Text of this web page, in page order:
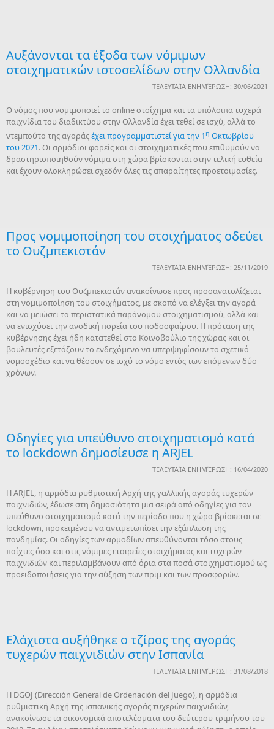
Αυξάνονται τα έξοδα των νόμιμων
στοιχηματικών ιστοσελίδων στην Ολλανδία
ΤΕΛΕΥΤΑΊΑ ΕΝΗΜΈΡΩΣΗ: 30/06/2021
Ο νόμος που νομιμοποιεί τo online στοίχημα και τα υπόλοιπα τυχερά
παιχνίδια του διαδικτύου στην Ολλανδία έχει τεθεί σε ισχύ, αλλά το
ντεμπούτο της αγοράςέχει προγραμματιστεί για την 1 η Οκτωβρίου
του 2021. Οι αρμόδιοι φορείς και οι στοιχηματικές που επιθυμούν να
δραστηριοποιηθούν νόμιμα στη χώρα βρίσκονται στην τελική ευθεία
και έχουν ολοκληρώσει σχεδόν όλες τις απαραίτητες προετοιμασίες.
Προς νομιμοποίηση του στοιχήματος οδεύει
το Ουζμπεκιστάν
ΤΕΛΕΥΤΑΊΑ ΕΝΗΜΈΡΩΣΗ: 25/11/2019
Η κυβέρνηση του Ουζμπεκιστάν ανακοίνωσε προς προσανατολίζεται
στη νομιμοποίηση του στοιχήματος, με σκοπό να ελέγξει την αγορά
και να μειώσει τα περιστατικά παράνομου στοιχηματισμού, αλλά και
να ενισχύσει την ανοδική πορεία του ποδοσφαίρου. Η πρόταση της
κυβέρνησης έχει ήδη κατατεθεί στο Κοινοβούλιο της χώρας και οι
βουλευτές εξετάζουν το ενδεχόμενο να υπερψηφίσουν το σχετικό
νομοσχέδιο και να θέσουν σε ισχύ το νόμο εντός των επόμενων δύο
χρόνων.
Οδηγίες για υπεύθυνο στοιχηματισμό κατά
το lockdown δημοσίευσε η ARJEL
ΤΕΛΕΥΤΑΊΑ ΕΝΗΜΈΡΩΣΗ: 16/04/2020
H ARJEL, η αρμόδια ρυθμιστική Αρχή της γαλλικής αγοράς τυχερών
παιχνιδιών, έδωσε στη δημοσιότητα μια σειρά από οδηγίες για τον
υπεύθυνο στοιχηματισμό κατά την περίοδο που η χώρα βρίσκεται σε
lockdown, προκειμένου να αντιμετωπίσει την εξάπλωση της
πανδημίας. Οι οδηγίες των αρμοδίων απευθύνονται τόσο στους
παίχτες όσο και στις νόμιμες εταιρείες στοιχήματος και τυχερών
παιχνιδιών και περιλαμβάνουν από όρια στα ποσά στοιχηματισμού ως
προειδοποιήσεις για την αύξηση των πριμ και των προσφορών.
Ελάχιστα αυξήθηκε ο τζίρος της αγοράς
τυχερών παιχνιδιών στην Ισπανία
ΤΕΛΕΥΤΑΊΑ ΕΝΗΜΈΡΩΣΗ: 31/08/2018
Η DGOJ (Dirección General de Ordenación del Juego), η αρμόδια
ρυθμιστική Αρχή της ισπανικής αγοράς τυχερών παιχνιδιών,
ανακοίνωσε τα οικονομικά αποτελέσματα του δεύτερου τριμήνου του